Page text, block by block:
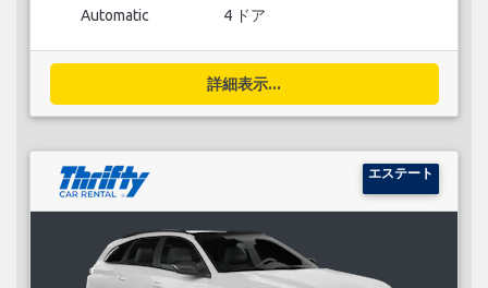
Automatic 4 ドア
詳細表示...
エステート